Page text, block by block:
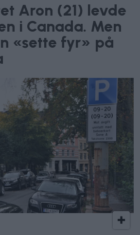
Aron (21) levde
i Canada. Men
«sette fyr» på